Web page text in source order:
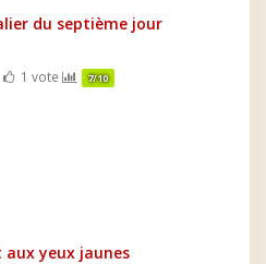
du septième jour
1 vote 7/10
aux yeux jaunes